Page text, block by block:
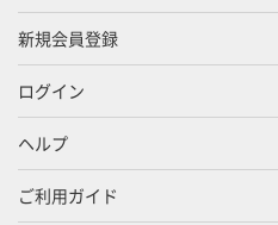
新規会員登録
ログイン
ヘルプ
ご利用ガイド